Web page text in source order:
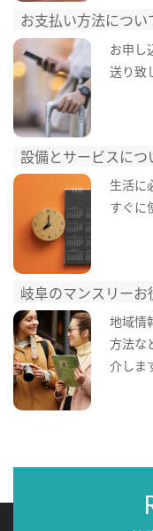
お支払い方法につい
お申し
送り致
設備とサービスにつ
生活に
すぐに
岐阜のマンスリーお
地域情
方法な
介しま